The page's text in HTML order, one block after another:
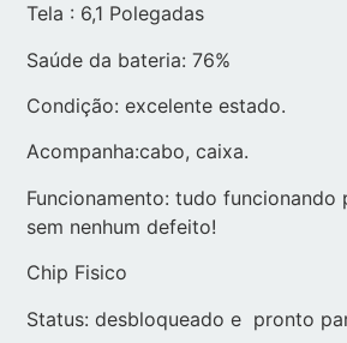
Tela : 6,1 Polegadas
Saúde da bateria: 76%
Condição: excelente estado.
Acompanha:cabo, caixa.
Funcionamento: tudo funcionando
sem nenhum defeito!
Chip Fisico
Status: desbloqueado e pronto